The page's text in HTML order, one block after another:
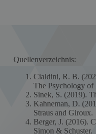
Quellenverzeichnis:
Cialdini, R. B.
The Psychology of
Sinek, S. (2019).
Kahneman, D.
Straus and Giroux.
Berger, J. (2016).
Simon & Schuster.